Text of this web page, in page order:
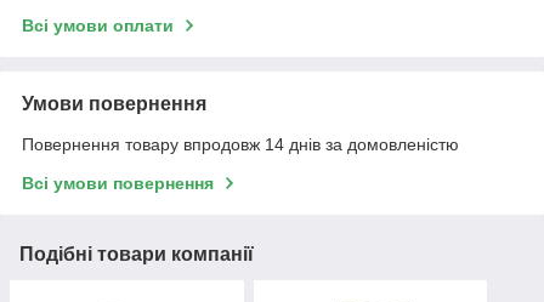
Всі умови оплати
Умови повернення
Повернення товару впродовж 14 днів за домовленістю
Всі умови повернення
Подібні товари компанії